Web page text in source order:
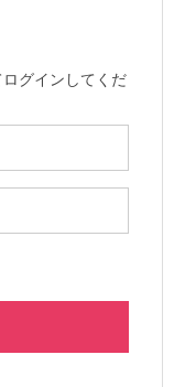
グインしてくだ